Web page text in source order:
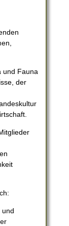
und Fauna
der
und